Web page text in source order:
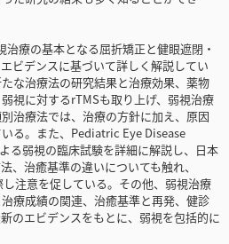
療の基本となる屈折矯正と健眼遮閉・
ビデンスに基づいて詳しく解説してい
な治療法の研究結果と治療効果、薬物
視に対するrTMSも取り上げ、弱視治療
治療法では、治療の方針に加え、原因
る。また、Pediatric Eye Disease
る弱視の臨床試験を詳細に解説し、日本
、治癒基準の違いについても触れ、
注意を促している。その他、弱視治療
療成績の関連、治癒基準と再発、健診
のエビデンスをもとに、弱視を包括的に